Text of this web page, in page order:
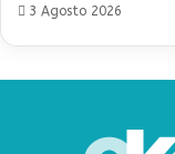
3 Agosto 2026